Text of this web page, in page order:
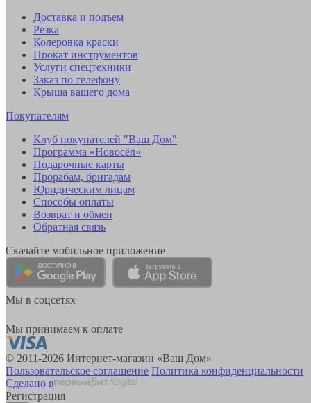
Доставка и подъем
Резка
Колеровка краски
Прокат инструментов
Услуги спецтехники
Заказ по телефону
Крыша вашего дома
Покупателям
Клуб покупателей "Ваш Дом"
Программа «Новосёл»
Подарочные карты
Прорабам, бригадам
Юридическим лицам
Способы оплаты
Возврат и обмен
Обратная связь
Скачайте мобильное приложение
Мы в соцсетях
Мы принимаем к оплате
© 2011-2026 Интернет-магазин «Ваш Дом»
Пользовательское соглашение Политика конфиденциальности
Сделано в
Регистрация